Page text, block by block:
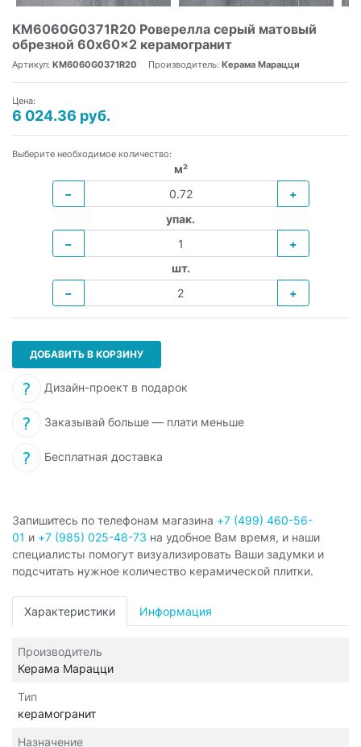
KM6060G0371R20 Роверелла серый матовый
обрезной 60x60x2 керамогранит
Артикул: KM6060G0371R20 Производитель: Керама Марацци
Цена:
6 024.36 руб.
Выберите необходимое количество:
м²
−
+
упак.
−
+
шт.
−
+
ДОБАВИТЬ В КОРЗИНУ
Дизайн-проект в подарок
Заказывай больше — плати меньше
Бесплатная доставка
Запишитесь по телефонам магазина +7 (499) 460-56-
01 и +7 (985) 025-48-73 на удобное Вам время, и наши
специалисты помогут визуализировать Ваши задумки и
подсчитать нужное количество керамической плитки.
Характеристики Информация
Производитель
Керама Марацци
Тип
керамогранит
Назначение